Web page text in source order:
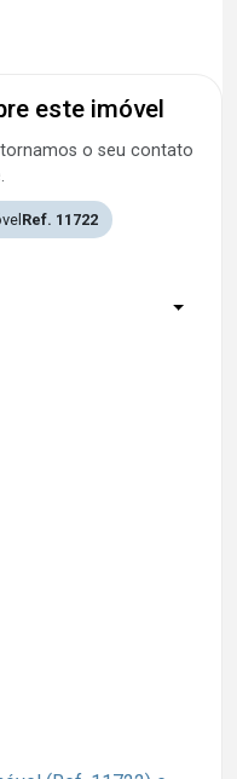
este imóvel
o seu contato
Ref. 11722